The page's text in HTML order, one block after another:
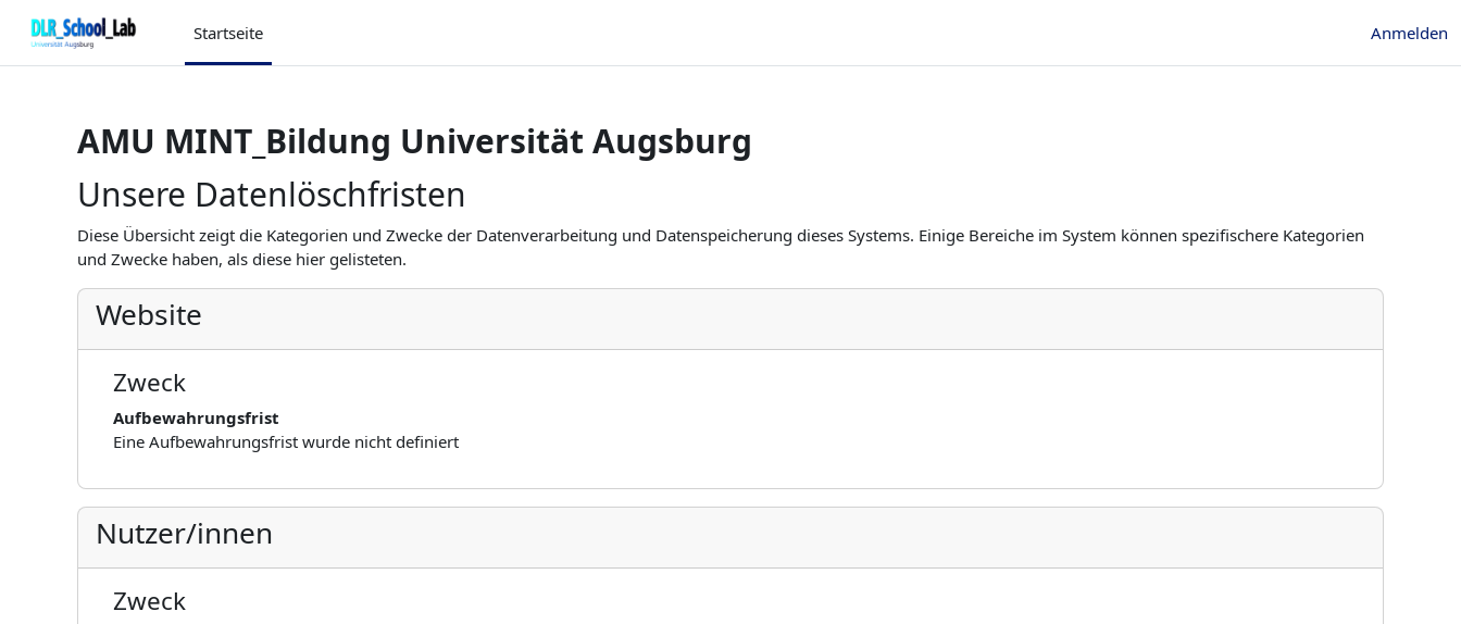
Startseite
Anmelden
AMU MINT_Bildung Universität Augsburg
Unsere Datenlöschfristen
Diese Übersicht zeigt die Kategorien und Zwecke der Datenverarbeitung und Datenspeicherung dieses Systems. Einige Bereiche im System können spezifischere Kategorien
und Zwecke haben, als diese hier gelisteten.
Website
Zweck
Aufbewahrungsfrist
Eine Aufbewahrungsfrist wurde nicht definiert
Nutzer/innen
Zweck